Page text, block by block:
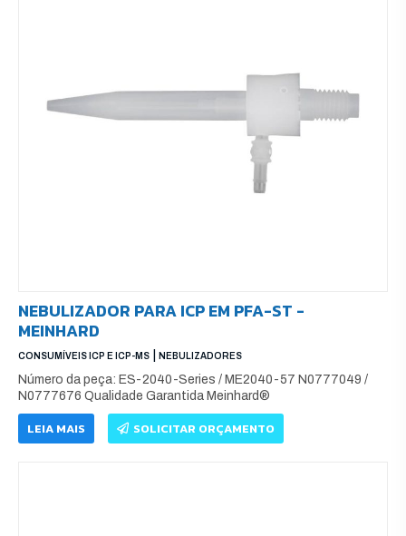
NEBULIZADOR PARA ICP EM PFA-ST -
MEINHARD
CONSUMÍVEIS ICP E ICP-MS NEBULIZADORES
Número da peça: ES-2040-Series / ME2040-57 N0777049 /
N0777676 Qualidade Garantida Meinhard®
LEIA MAIS SOLICITAR ORÇAMENTO